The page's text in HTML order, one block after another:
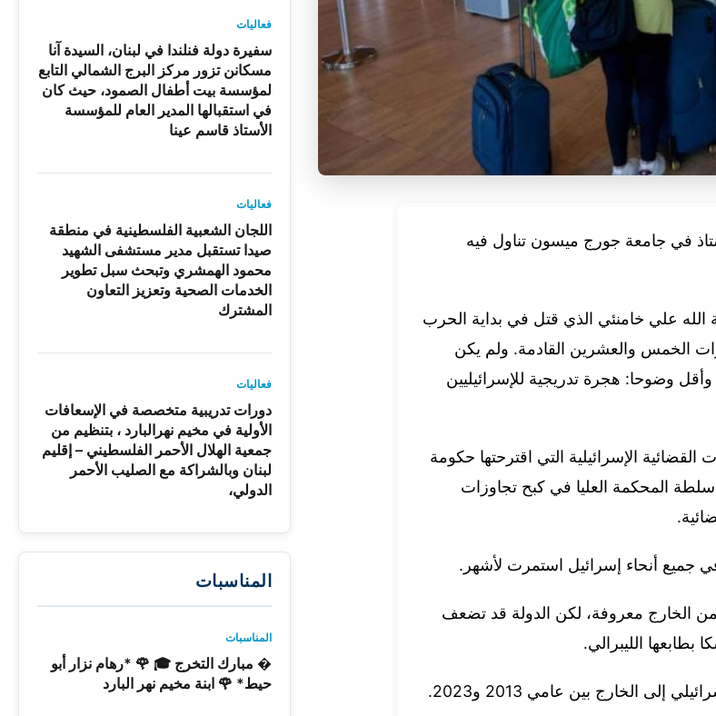
في جامعة جورج ميسون تناول فيه
الله علي خامنئي الذي قتل في بداية الحرب
الخمس والعشرين القادمة. ولم يكن
وضوحا: هجرة تدريجية للإسرائيليين
الإسرائيلية التي اقترحتها حكومة
المحكمة العليا في كبح تجاوزات
جميع أنحاء إسرائيل استمرت لأشهر.
الخارج معروفة، لكن الدولة قد تضعف
بطابعها الليبرالي.
فعاليات
سفيرة دولة فنلندا في لبنان، السيدة آنا
مسكانن تزور مركز البرج الشمالي التابع
لمؤسسة بيت أطفال الصمود، حيث كان
في استقبالها المدير العام للمؤسسة
الأستاذ قاسم عينا
فعاليات
اللجان الشعبية الفلسطينية في منطقة
صيدا تستقبل مدير مستشفى الشهيد
محمود الهمشري وتبحث سبل تطوير
الخدمات الصحية وتعزيز التعاون
المشترك
فعاليات
دورات تدريبية متخصصة في الإسعافات
الأولية في مخيم نهرالبارد ، بتنظيم من
جمعية الهلال الأحمر الفلسطيني – إقليم
لبنان وبالشراكة مع الصليب الأحمر
الدولي،
المناسبات
المناسبات
� مبارك التخرج 🎓 🌹 *رهام نزار أبو
حيط* 🌹 ابنة مخيم نهر البارد